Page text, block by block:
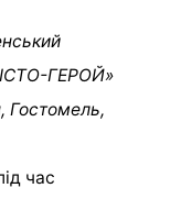
ГЕРОЙ»
Гостомель,
час